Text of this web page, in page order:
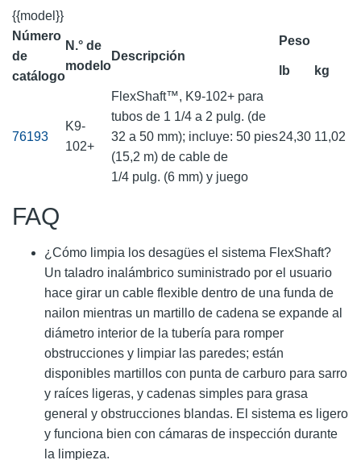
{{model}}
Número
de
catálogo
N.° de
modelo
Descripción
Peso
lb kg
76193
K9-
102+
FlexShaft™, K9-102+ para
tubos de 1 1/4 a 2 pulg. (de
32 a 50 mm); incluye: 50 pies
(15,2 m) de cable de
1/4 pulg. (6 mm) y juego
24,30 11,02
FAQ
¿Cómo limpia los desagües el sistema FlexShaft?
Un taladro inalámbrico suministrado por el usuario
hace girar un cable flexible dentro de una funda de
nailon mientras un martillo de cadena se expande al
diámetro interior de la tubería para romper
obstrucciones y limpiar las paredes; están
disponibles martillos con punta de carburo para sarro
y raíces ligeras, y cadenas simples para grasa
general y obstrucciones blandas. El sistema es ligero
y funciona bien con cámaras de inspección durante
la limpieza.